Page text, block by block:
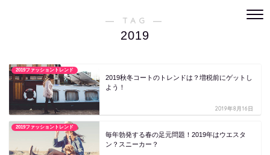
― TAG ―
2019
2019ファッショントレンド
2019秋冬コートのトレンドは？増税前にゲットし
よう！
2019年8月16日
2019ファッショントレンド
毎年勃発する春の足元問題！2019年はウエスタ
ン？スニーカー？